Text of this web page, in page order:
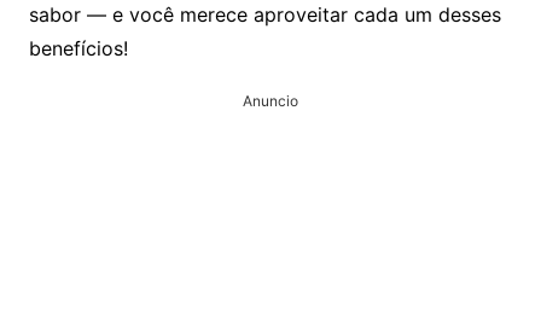
sabor — e você merece aproveitar cada um desses
benefícios!
Anuncio